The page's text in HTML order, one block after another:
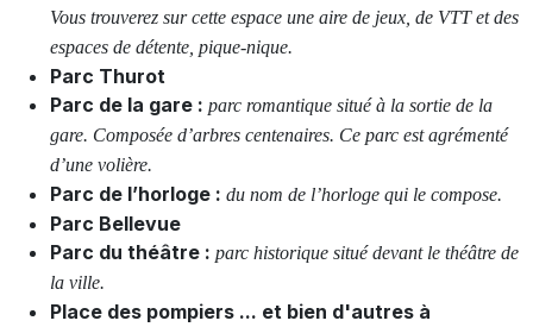
Vous trouverez sur cette espace une aire de jeux, de VTT et des
espaces de détente, pique-nique.
Parc Thurot
Parc de la gare : parc romantique situé à la sortie de la
gare. Composée d’arbres centenaires. Ce parc est agrémenté
d’une volière.
Parc de l’horloge : du nom de l’horloge qui le compose.
Parc Bellevue
Parc du théâtre : parc historique situé devant le théâtre de
la ville.
Place des pompiers ... et bien d'autres à